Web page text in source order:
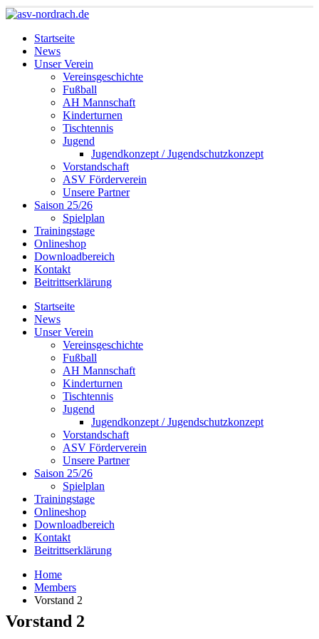
Startseite
News
Unser Verein
Vereinsgeschichte
Fußball
AH Mannschaft
Kinderturnen
Tischtennis
Jugend
Jugendkonzept / Jugendschutzkonzept
Vorstandschaft
ASV Förderverein
Unsere Partner
Saison 25/26
Spielplan
Trainingstage
Onlineshop
Downloadbereich
Kontakt
Beitrittserklärung
Startseite
News
Unser Verein
Vereinsgeschichte
Fußball
AH Mannschaft
Kinderturnen
Tischtennis
Jugend
Jugendkonzept / Jugendschutzkonzept
Vorstandschaft
ASV Förderverein
Unsere Partner
Saison 25/26
Spielplan
Trainingstage
Onlineshop
Downloadbereich
Kontakt
Beitrittserklärung
Home
Members
Vorstand 2
Vorstand 2